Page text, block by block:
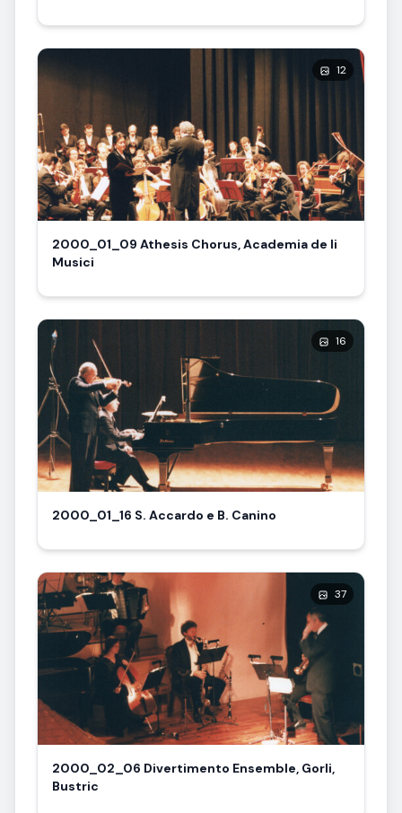
12
2000_01_09 Athesis Chorus, Academia de li
Musici
16
2000_01_16 S. Accardo e B. Canino
37
2000_02_06 Divertimento Ensemble, Gorli,
Bustric